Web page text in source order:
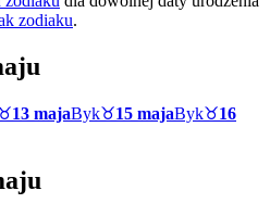
zodiaku.
13 majaByk♉15 majaByk♉16